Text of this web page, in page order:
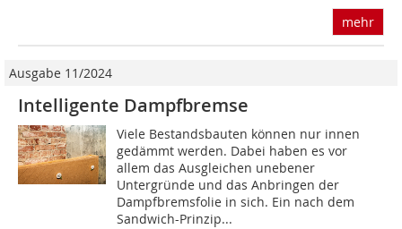
mehr
Ausgabe 11/2024
Intelligente Dampfbremse
Viele Bestandsbauten können nur innen
gedämmt werden. Dabei haben es vor
allem das Ausgleichen unebener
Untergründe und das Anbringen der
Dampfbremsfolie in sich. Ein nach dem
Sandwich-Prinzip...